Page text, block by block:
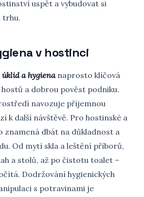
uspět a vybudovat si
trhu.
v hostinci
úklid a hygienanaprosto klíčová
a dobrou pověst podniku.
navozuje příjemnou
k další návštěvě. Pro hostinské a
znamená dbát na důkladnost a
Od mytí skla a leštění příborů,
a stolů, až po čistotu toalet –
Dodržování hygienických
s potravinami je